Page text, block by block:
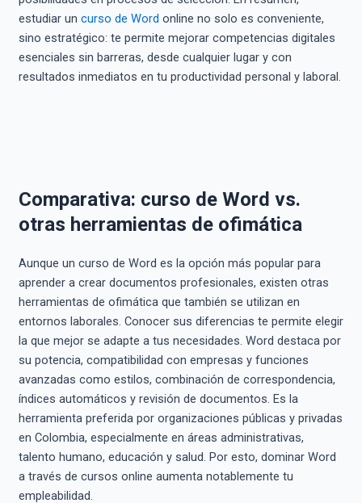
estudiar un curso de Word online no solo es conveniente,
sino estratégico: te permite mejorar competencias digitales
esenciales sin barreras, desde cualquier lugar y con
resultados inmediatos en tu productividad personal y laboral.
Comparativa: curso de Word vs.
otras herramientas de ofimática
Aunque un curso de Word es la opción más popular para
aprender a crear documentos profesionales, existen otras
herramientas de ofimática que también se utilizan en
entornos laborales. Conocer sus diferencias te permite elegir
la que mejor se adapte a tus necesidades. Word destaca por
su potencia, compatibilidad con empresas y funciones
avanzadas como estilos, combinación de correspondencia,
índices automáticos y revisión de documentos. Es la
herramienta preferida por organizaciones públicas y privadas
en Colombia, especialmente en áreas administrativas,
talento humano, educación y salud. Por esto, dominar Word
a través de cursos online aumenta notablemente tu
empleabilidad.